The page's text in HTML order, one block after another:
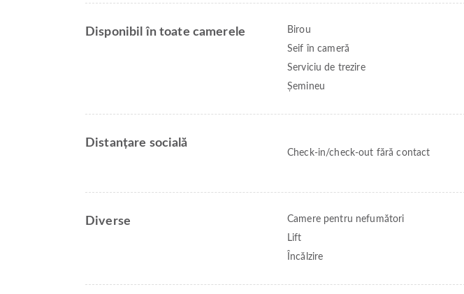
Disponibil în toate camerele Birou
Seif în cameră
Serviciu de trezire
Șemineu
Distanțare socială
Check-in/check-out fără contact
Diverse Camere pentru nefumători
Lift
Încălzire